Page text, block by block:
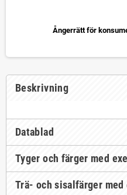
Ångerrätt för
Beskrivning
Datablad
Tyger och färger med
Trä- och sisalfärger